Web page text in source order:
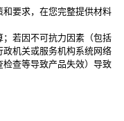
要求，在您完整提供材料
若因不可抗力因素（包括
机关或服务机构系统网络
查等导致产品失效）导致